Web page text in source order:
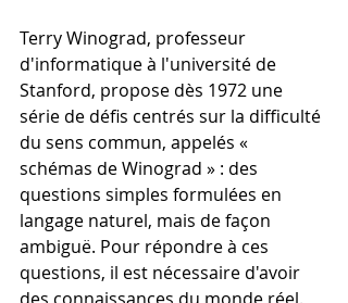
Terry Winograd, professeur
d'informatique à l'université de
Stanford, propose dès 1972 une
série de défis centrés sur la difficulté
du sens commun, appelés «
schémas de Winograd » : des
questions simples formulées en
langage naturel, mais de façon
ambiguë. Pour répondre à ces
questions, il est nécessaire d'avoir